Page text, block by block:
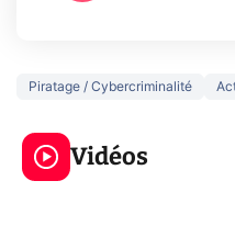
Piratage / Cybercriminalité
Vidéos
3 écrans en 1
319€ ? Voici
CQ32G4ZA !